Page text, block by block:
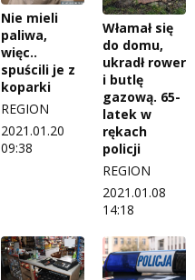
Nie mieli
paliwa,
więc..
spuścili je z
koparki
REGION
2021.01.20
09:38
Włamał się
do domu,
ukradł rower
i butlę
gazową. 65-
latek w
rękach
policji
REGION
2021.01.08
14:18